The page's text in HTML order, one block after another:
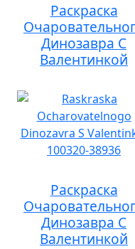
Раскраска
Динозавра С
Валентинкой
Раскраска
Динозавра С
Валентинкой